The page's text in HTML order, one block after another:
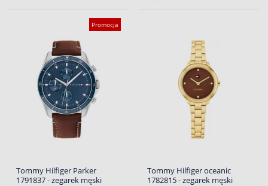
Promocja
Tommy Hilfiger Parker
1791837 - zegarek męski
Tommy Hilfiger oceanic
1782815 - zegarek męski